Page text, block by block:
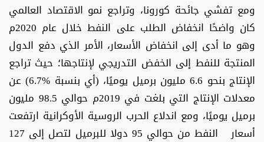
ومع تفشي جائحة كورونا، وتراجع نمو الاقتصاد العالمي
كان واضحًا انخفاض الطلب على النفط خلال عام 2020م
وهو ما أدى إلى انخفاض الأسعار، الأمر الذي دفع الدول
المنتجة للنفط إلى الخفض التدريجي لإنتاجها؛ حيث تراجع
الإنتاج بنحو 6.6 مليون برميل يوميًا، (أي بنسبة %6.7) عن
معدلات الإنتاج التي بلغت في 2019م حوالي 98.5 مليون
برميل يوميًا، ومع اندلاع الحرب الروسية الأوكرانية ارتفعت
أسعار النفط من حوالي 95 دولا للبرميل لتصل إلى 127